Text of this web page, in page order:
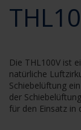
Die THL100V ist
natürliche
Schiebelüftung
der
für den Einsatz in